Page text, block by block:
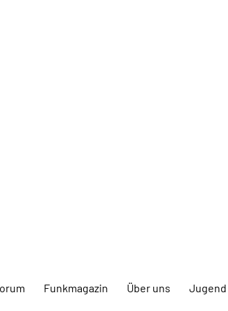
Funkmagazin Über uns Jugend